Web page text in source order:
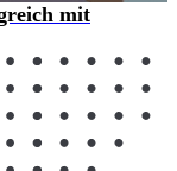
mit